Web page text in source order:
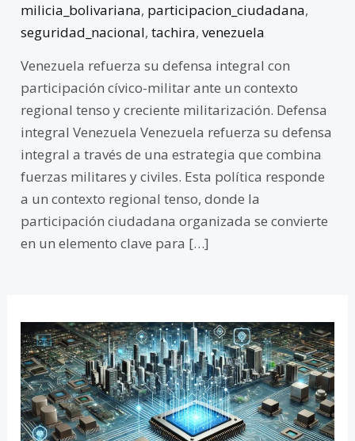
milicia_bolivariana, participacion_ciudadana,
seguridad_nacional,tachira,venezuela
Venezuela refuerza su defensa integral con
participación cívico-militar ante un contexto
regional tenso y creciente militarización. Defensa
integral Venezuela Venezuela refuerza su defensa
integral a través de una estrategia que combina
fuerzas militares y civiles. Esta política responde
a un contexto regional tenso, donde la
participación ciudadana organizada se convierte
en un elemento clave para […]